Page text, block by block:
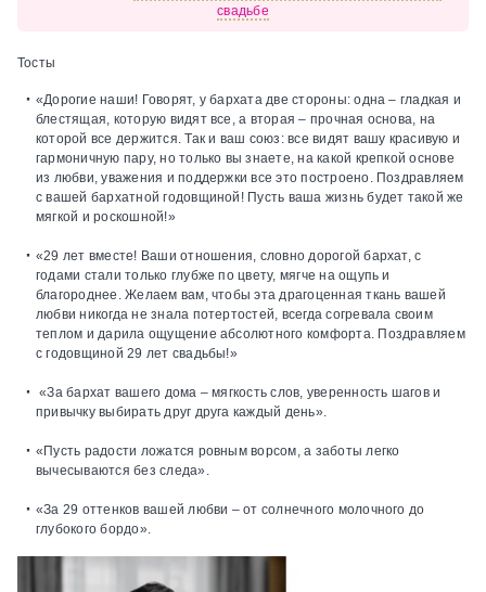
свадьбе
Тосты
«Дорогие наши! Говорят, у бархата две стороны: одна – гладкая и
блестящая, которую видят все, а вторая – прочная основа, на
которой все держится. Так и ваш союз: все видят вашу красивую и
гармоничную пару, но только вы знаете, на какой крепкой основе
из любви, уважения и поддержки все это построено. Поздравляем
с вашей бархатной годовщиной! Пусть ваша жизнь будет такой же
мягкой и роскошной!»
«29 лет вместе! Ваши отношения, словно дорогой бархат, с
годами стали только глубже по цвету, мягче на ощупь и
благороднее. Желаем вам, чтобы эта драгоценная ткань вашей
любви никогда не знала потертостей, всегда согревала своим
теплом и дарила ощущение абсолютного комфорта. Поздравляем
с годовщиной 29 лет свадьбы!»
«За бархат вашего дома – мягкость слов, уверенность шагов и
привычку выбирать друг друга каждый день».
«Пусть радости ложатся ровным ворсом, а заботы легко
вычесываются без следа».
«За 29 оттенков вашей любви – от солнечного молочного до
глубокого бордо».